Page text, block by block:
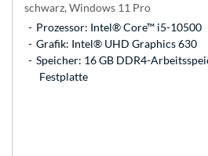
schwarz, Windows 11 Pro
Prozessor: Intel® Core™ i5-10500
Grafik: Intel® UHD Graphics 630
Speicher: 16 GB DDR4-
Festplatte